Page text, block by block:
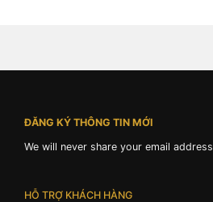
ĐĂNG KÝ THÔNG TIN MỚI
We will never share your email
HỖ TRỢ KHÁCH HÀNG